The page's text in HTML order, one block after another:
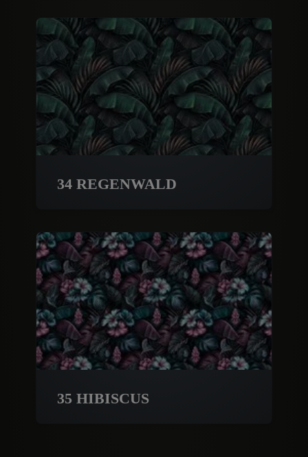
34 REGENWALD
35 HIBISCUS